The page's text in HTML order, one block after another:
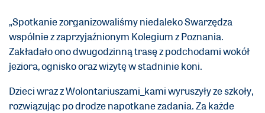
„Spotkanie zorganizowaliśmy niedaleko Swarzędza
wspólnie z zaprzyjaźnionym Kolegium z Poznania.
Zakładało ono dwugodzinną trasę z podchodami wokół
jeziora, ognisko oraz wizytę w stadninie koni.
Dzieci wraz z Wolontariuszami_kami wyruszyły ze szkoły,
rozwiązując po drodze napotkane zadania. Za każde